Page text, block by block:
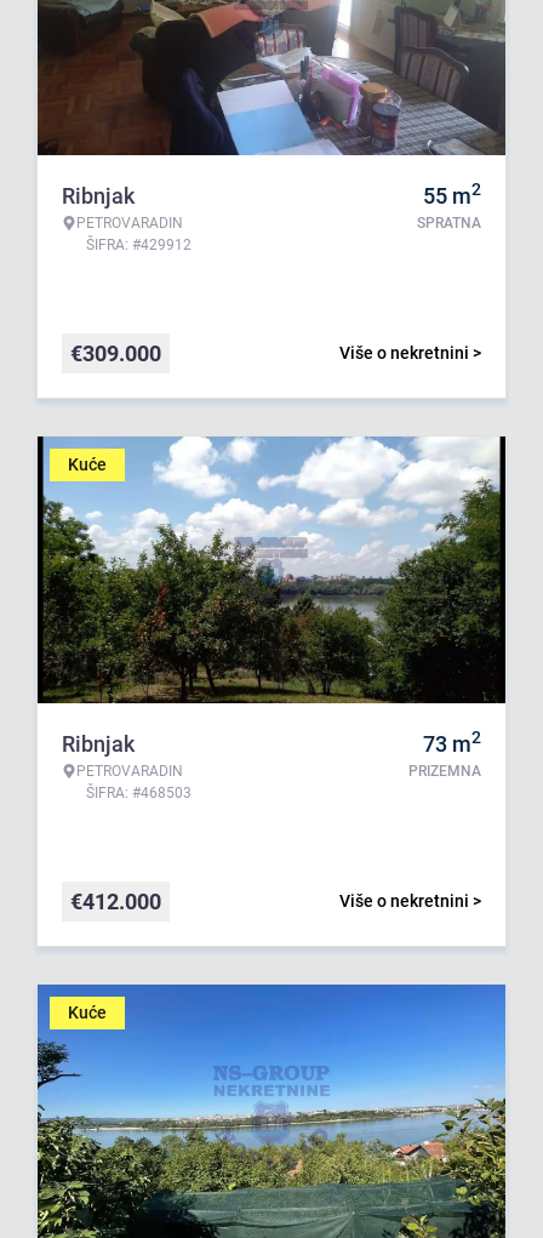
Ribnjak
PETROVARADIN
ŠIFRA: #429912
55 m2
SPRATNA
Više o nekretnini >
€309.000
Kuće
Ribnjak
PETROVARADIN
ŠIFRA: #468503
73 m2
PRIZEMNA
Više o nekretnini >
€412.000
Kuće